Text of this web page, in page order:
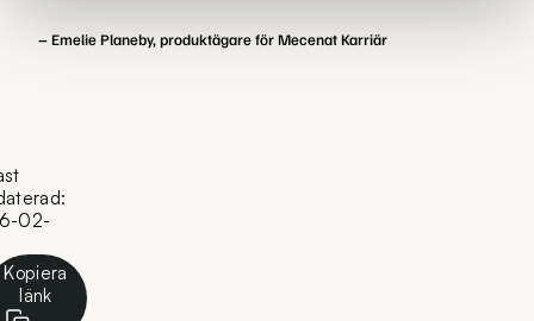
– Emelie Planeby, produktägare för Mecenat Karriär
02-
Kopiera
länk